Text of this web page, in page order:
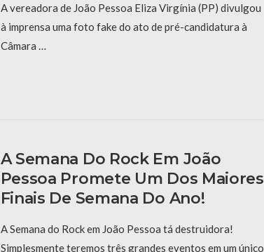
A vereadora de João Pessoa Eliza Virgínia (PP) divulgou
à imprensa uma foto fake do ato de pré-candidatura à
Câmara …
A Semana Do Rock Em João
Pessoa Promete Um Dos Maiores
Finais De Semana Do Ano!
A Semana do Rock em João Pessoa tá destruidora!
Simplesmente teremos três grandes eventos em um único